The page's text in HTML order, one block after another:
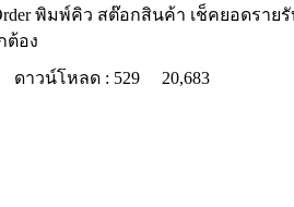
พิมพ์คิว สต๊อกสินค้า เช็คยอดรายรั
ต้อง
ดาวน์โหลด : 529 20,683